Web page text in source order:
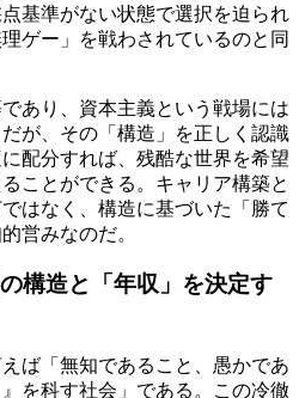
基準がない状態で選択を迫られ
ゲー」を戦わされているのと同
あり、資本主義という戦場には
が、その「構造」を正しく認識
配分すれば、残酷な世界を希望
ことができる。キャリア構築と
はなく、構造に基づいた「勝て
営みなのだ。
構造と「年収」を決定す
ば「無知であること、愚かであ
を科す社会」である。この冷徹